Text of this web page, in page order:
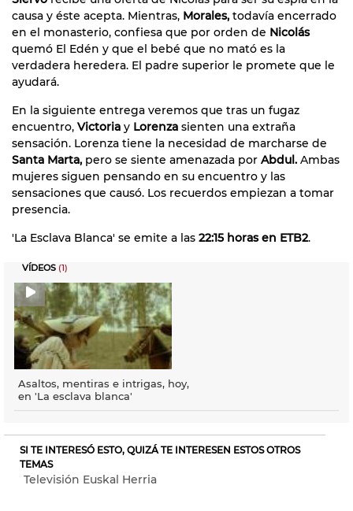
causa y éste acepta. Mientras, Morales, todavía encerrado
en el monasterio, confiesa que por orden de Nicolás
quemó El Edén y que el bebé que no mató es la
verdadera heredera. El padre superior le promete que le
ayudará.
En la siguiente entrega veremos que tras un fugaz
encuentro, Victoria y Lorenza sienten una extraña
sensación. Lorenza tiene la necesidad de marcharse de
Santa Marta, pero se siente amenazada por Abdul. Ambas
mujeres siguen pensando en su encuentro y las
sensaciones que causó. Los recuerdos empiezan a tomar
presencia.
'La Esclava Blanca' se emite a las 22:15 horas en ETB2.
VÍDEOS (1)
Asaltos, mentiras e intrigas, hoy,
en 'La esclava blanca'
SI TE INTERESÓ ESTO, QUIZÁ TE INTERESEN ESTOS OTROS
TEMAS
Televisión Euskal Herria